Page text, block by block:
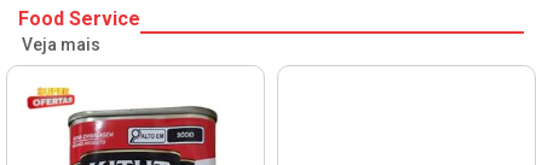
Food Service
Veja mais